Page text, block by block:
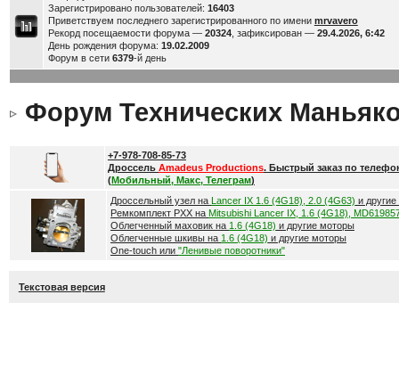
Зарегистрировано пользователей: 16403
Приветствуем последнего зарегистрированного по имени mrvavero
Рекорд посещаемости форума — 20324, зафиксирован — 29.4.2026, 6:42
День рождения форума: 19.02.2009
Форум в сети 6379-й день
Форум Технических
+7-978-708-85-73
Дроссель Amadeus Productions. Быстрый заказ по
(Мобильный, Макс, Телеграм)
Дроссельный узел на Lancer IX 1.6 (4G18), 2.0 (4G63) и
Ремкомплект РХХ на Mitsubishi Lancer IX, 1.6 (4G18),
Облегченный маховик на 1.6 (4G18) и другие моторы
Облегченные шкивы на 1.6 (4G18) и другие моторы
One-touch или "Ленивые поворотники"
Текстовая версия